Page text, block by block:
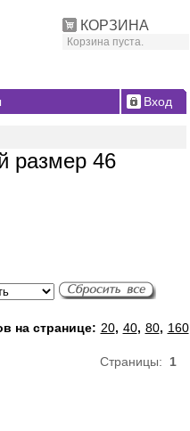
КОРЗИНА
Корзина пуста.
Вход
размер 46
на странице: 20, 40, 80, 160
Страницы: 1